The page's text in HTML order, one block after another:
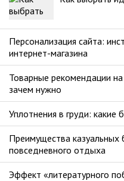
Персонализация сайта:
интернет-магазина
Товарные рекомендации
зачем нужно
Уплотнения в груди: какие
Преимущества казуальных
повседневного отдыха
Эффект «литературного